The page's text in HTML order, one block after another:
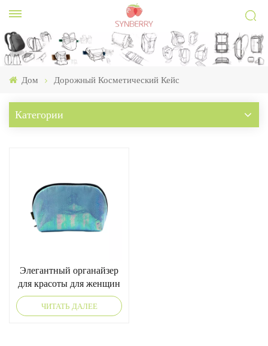
Дом Дорожный Косметический Кейс
Категории
Элегантный органайзер
для красоты для женщин
ЧИТАТЬ ДАЛЕЕ